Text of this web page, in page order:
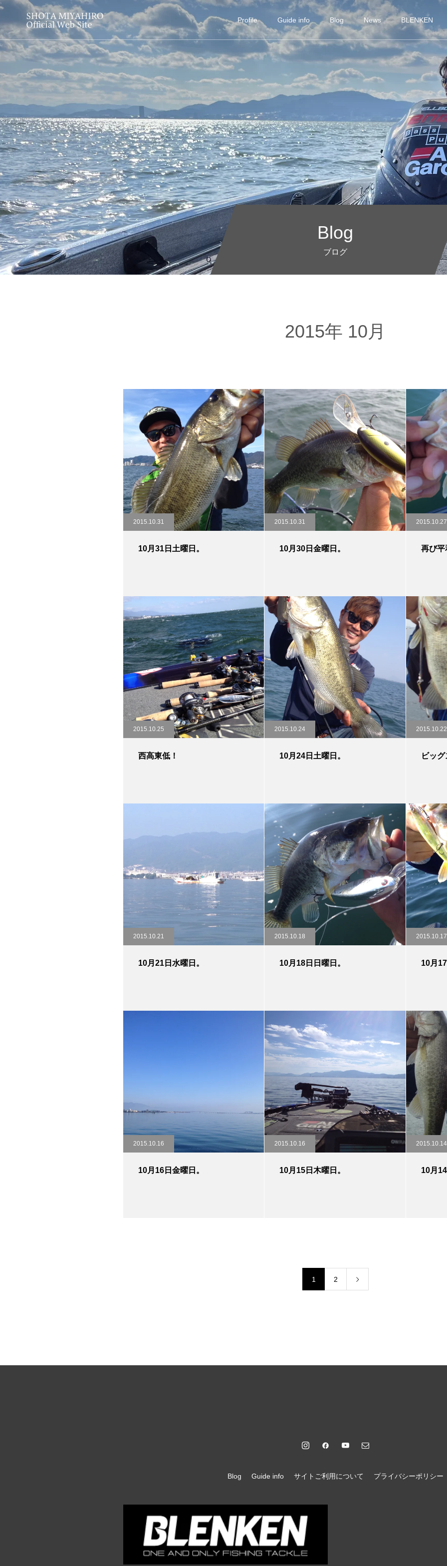
Profile Guide info Blog News BLENKEN
Blog
ブログ
2015年 10月
2015.10.31
10月31日土曜日。
2015.10.31
10月30日金曜日。
2015.10.27
再び
2015.10.25
西高東低！
2015.10.24
10月24日土曜日。
2015.10.22
ビッ
2015.10.21
10月21日水曜日。
2015.10.18
10月18日日曜日。
2015.10.17
10月
2015.10.16
10月16日金曜日。
2015.10.16
10月15日木曜日。
2015.10.14
10月
1 2
Blog Guide info サイトご利用について プライバシーポリシー